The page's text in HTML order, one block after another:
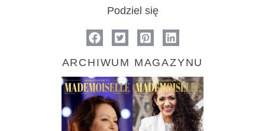
Podziel się
ARCHIWUM MAGAZYNU